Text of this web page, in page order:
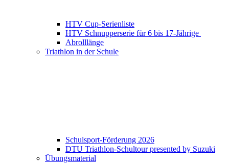
HTV Cup-Serienliste
HTV Schnupperserie für 6 bis 17-Jährige
Abrolllänge
Triathlon in der Schule
Schulsport-Förderung 2026
DTU Triathlon-Schultour presented by Suzuki
Übungsmaterial